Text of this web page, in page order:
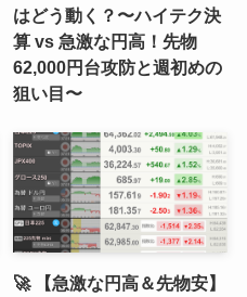
はどう動く？〜ハイテク決
算 vs 急激な円高！先物
62,000円台攻防と週初めの
狙い目〜
🚀 【急激な円高＆先物安】